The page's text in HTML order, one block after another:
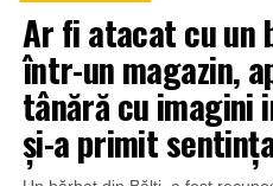
Ar fi atacat cu un
într-un magazin,
tânără cu imagini
și-a primit